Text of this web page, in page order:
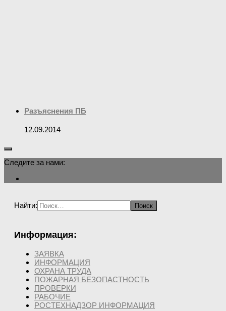
Разъяснения ПБ
12.09.2014
Следите за нами:
Найти:
Информация:
ЗАЯВКА
ИНФОРМАЦИЯ
ОХРАНА ТРУДА
ПОЖАРНАЯ БЕЗОПАСТНОСТЬ
ПРОВЕРКИ
РАБОЧИЕ
РОСТЕХНАДЗОР ИНФОРМАЦИЯ